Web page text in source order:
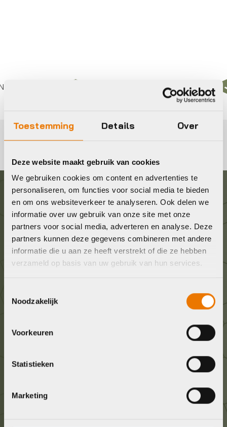
Toestemming Details Over
Deze website maakt gebruik van cookies
We gebruiken cookies om content en advertenties te
personaliseren, om functies voor social media te bieden
en om ons websiteverkeer te analyseren. Ook delen we
informatie over uw gebruik van onze site met onze
partners voor social media, adverteren en analyse. Deze
partners kunnen deze gegevens combineren met andere
informatie die u aan ze heeft verstrekt of die ze hebben
verzameld op basis van uw gebruik van hun services.
Noodzakelijk
Voorkeuren
Statistieken
Marketing
verzending vanaf €50
Graag in contact komen?
Wij staan voor je klaar! Neem contact op via de
onderstaande gegevens.
036 5304422
Kom langs!